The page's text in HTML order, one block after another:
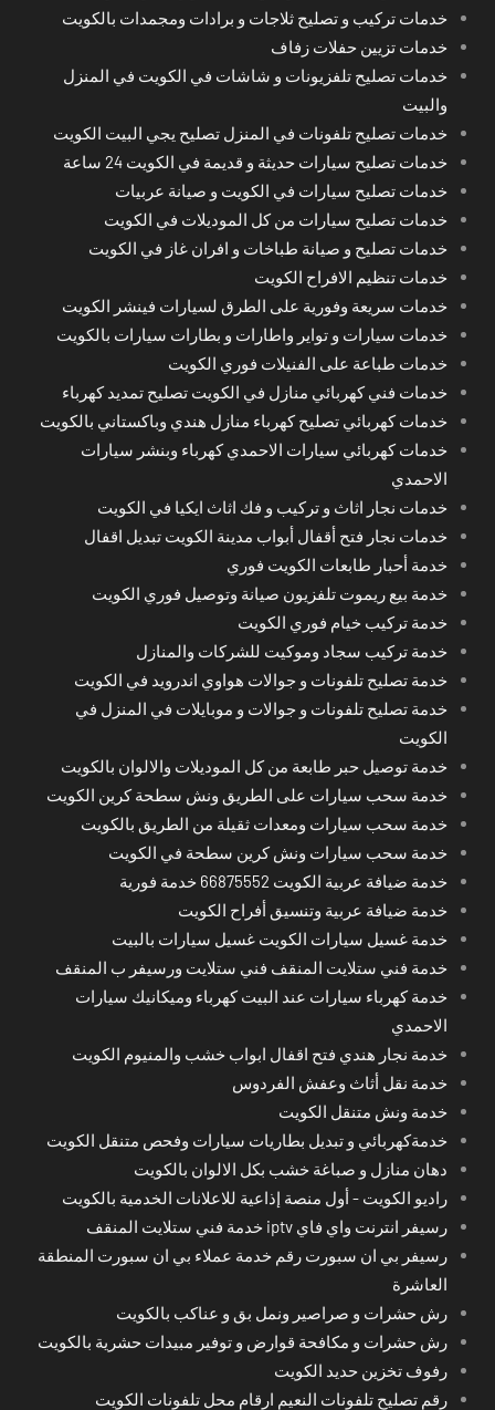
خدمات تركيب و تصليح ثلاجات و برادات ومجمدات بالكويت
خدمات تزيين حفلات زفاف
خدمات تصليح تلفزيونات و شاشات في الكويت في المنزل
والبيت
خدمات تصليح تلفونات في المنزل تصليح يجي البيت الكويت
خدمات تصليح سيارات حديثة و قديمة في الكويت 24 ساعة
خدمات تصليح سيارات في الكويت و صيانة عربيات
خدمات تصليح سيارات من كل الموديلات في الكويت
خدمات تصليح و صيانة طباخات و افران غاز في الكويت
خدمات تنظيم الافراح الكويت
خدمات سريعة وفورية على الطرق لسيارات فينشر الكويت
خدمات سيارات و تواير واطارات و بطارات سيارات بالكويت
خدمات طباعة على الفنيلات فوري الكويت
خدمات فني كهربائي منازل في الكويت تصليح تمديد كهرباء
خدمات كهربائي تصليح كهرباء منازل هندي وباكستاني بالكويت
خدمات كهربائي سيارات الاحمدي كهرباء وبنشر سيارات
الاحمدي
خدمات نجار اثاث و تركيب و فك اثاث ايكيا في الكويت
خدمات نجار فتح أقفال أبواب مدينة الكويت تبديل اقفال
خدمة أحبار طابعات الكويت فوري
خدمة بيع ريموت تلفزيون صيانة وتوصيل فوري الكويت
خدمة تركيب خيام فوري الكويت
خدمة تركيب سجاد وموكيت للشركات والمنازل
خدمة تصليح تلفونات و جوالات هواوي اندرويد في الكويت
خدمة تصليح تلفونات و جوالات و موبايلات في المنزل في
الكويت
خدمة توصيل حبر طابعة من كل الموديلات والالوان بالكويت
خدمة سحب سيارات على الطريق ونش سطحة كرين الكويت
خدمة سحب سيارات ومعدات ثقيلة من الطريق بالكويت
خدمة سحب سيارات ونش كرين سطحة في الكويت
خدمة ضيافة عربية الكويت 66875552 خدمة فورية
خدمة ضيافة عربية وتنسيق أفراح الكويت
خدمة غسيل سيارات الكويت غسيل سيارات بالبيت
خدمة فني ستلايت المنقف فني ستلايت ورسيفر ب المنقف
خدمة كهرباء سيارات عند البيت كهرباء وميكانيك سيارات
الاحمدي
خدمة نجار هندي فتح اقفال ابواب خشب والمنيوم الكويت
خدمة نقل أثاث وعفش الفردوس
خدمة ونش متنقل الكويت
خدمةكهربائي و تبديل بطاريات سيارات وفحص متنقل الكويت
دهان منازل و صباغة خشب بكل الالوان بالكويت
راديو الكويت - أول منصة إذاعية للاعلانات الخدمية بالكويت
رسيفر انترنت واي فاي iptv خدمة فني ستلايت المنقف
رسيفر بي ان سبورت رقم خدمة عملاء بي ان سبورت المنطقة
العاشرة
رش حشرات و صراصير ونمل بق و عناكب بالكويت
رش حشرات و مكافحة قوارض و توفير مبيدات حشرية بالكويت
رفوف تخزين حديد الكويت
رقم تصليح تلفونات النعيم ارقام محل تلفونات الكويت